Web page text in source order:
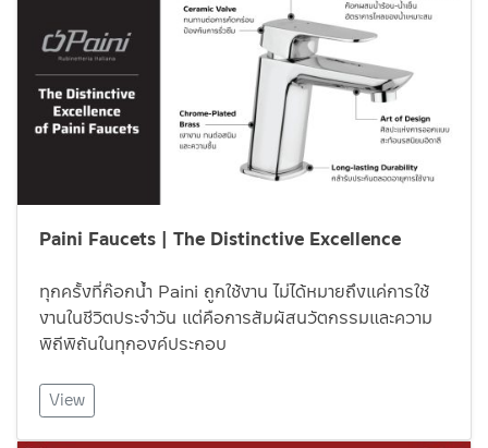
Paini Faucets | The Distinctive Excellence
ทุกครั้งที่ก๊อกน้ำ Paini ถูกใช้งาน ไม่ได้หมายถึงแค่การใช้
งานในชีวิตประจำวัน แต่คือการสัมผัสนวัตกรรมและความ
พิถีพิถันในทุกองค์ประกอบ
View